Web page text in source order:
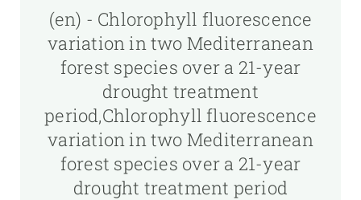
(en) - Chlorophyll fluorescence
variation in two Mediterranean
forest species over a 21-year
drought treatment
period,Chlorophyll fluorescence
variation in two Mediterranean
forest species over a 21-year
drought treatment period